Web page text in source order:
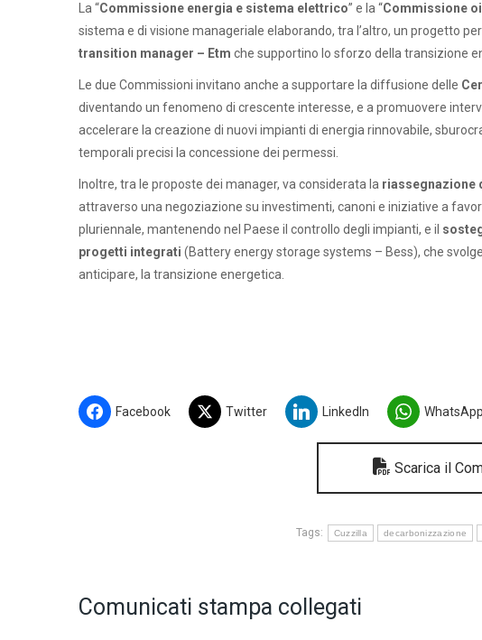
La “Commissione energia e sistema elettrico” e la “Commissione
sistema e di visione manageriale elaborando, tra l’altro, un progetto
transition manager – Etm che supportino lo sforzo della transizione
Le due Commissioni invitano anche a supportare la diffusione delle Cer
diventando un fenomeno di crescente interesse, e a promuovere
accelerare la creazione di nuovi impianti di energia rinnovabile,
temporali precisi la concessione dei permessi.
Inoltre, tra le proposte dei manager, va considerata la riassegnazione
attraverso una negoziazione su investimenti, canoni e iniziative a
pluriennale, mantenendo nel Paese il controllo degli impianti, e il
progetti integrati (Battery energy storage systems – Bess), che
anticipare, la transizione energetica.
Facebook Twitter LinkedIn WhatsApp
Scarica il
Tags: Cuzzilla decarbonizzazione
Comunicati stampa collegati